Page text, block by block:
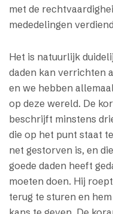
met de
mededelingen
Het is natuurlijk
daden kan verrichten
en we hebben
op deze wereld. De
beschrijft minstens
die op het punt staat
net gestorven is, en
goede daden heeft
moeten doen. Hij
terug te sturen en